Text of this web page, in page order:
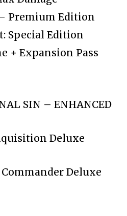
Premium Edition
Special Edition
+ Expansion Pass
SIN – ENHANCED
Deluxe
Deluxe